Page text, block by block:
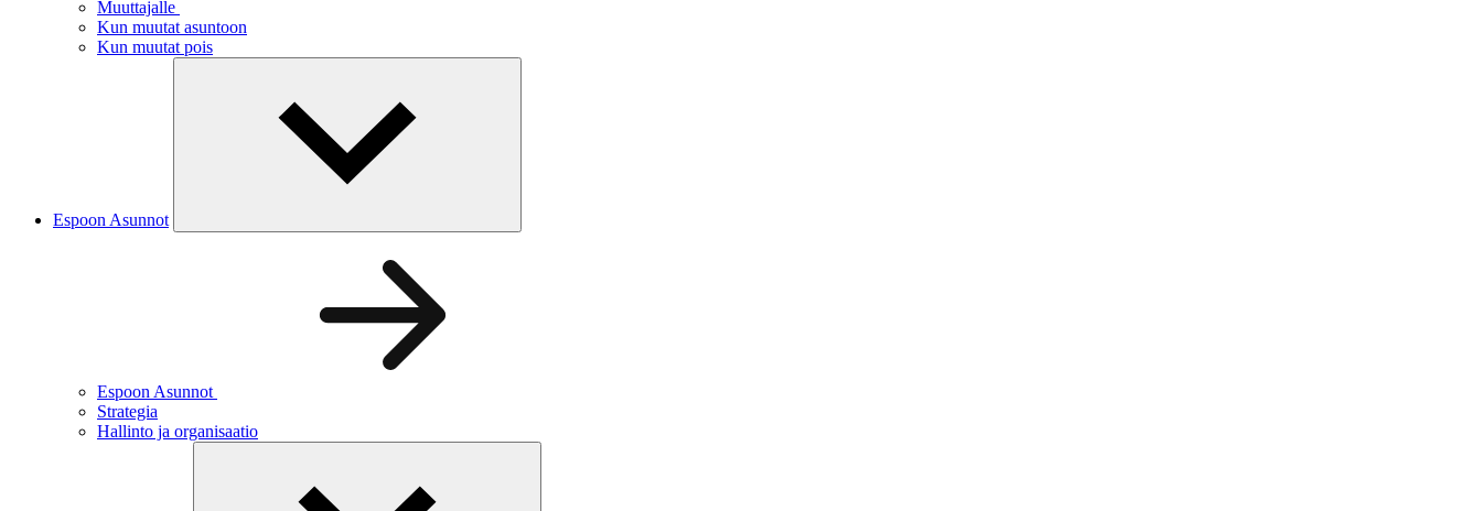
Muuttajalle
Kun muutat asuntoon
Kun muutat pois
Espoon Asunnot
Espoon Asunnot
Strategia
Hallinto ja organisaatio